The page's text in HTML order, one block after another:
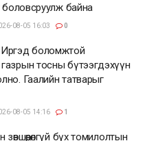
боловсруулж байна
08-05 16:03 0
боломжтой
тосны бүтээгдэхүүн
Гаалийн татварыг
08-05 14:16 1
бүх томилолтын